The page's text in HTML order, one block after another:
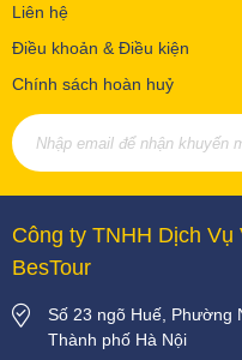
Liên hệ
Điều khoản & Điều kiện
Chính sách hoàn huỷ
Công ty TNHH Dịch
BesTour
Số 23 ngõ Huế, Phường
Thành phố Hà Nội